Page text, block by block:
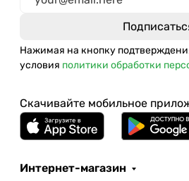
Нажимая на кнопку
условия политики обработки
Скачивайте мобильное
Интернет-магазин